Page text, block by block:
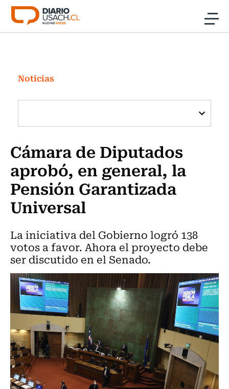
Click acá para ir directamente al contenido
Investigación
Cultura
Programas Radio y TV Usach
Noticias
Cámara de Diputados
aprobó, en general, la
Pensión Garantizada
Universal
La iniciativa del Gobierno logró 138
votos a favor. Ahora el proyecto debe
ser discutido en el Senado.